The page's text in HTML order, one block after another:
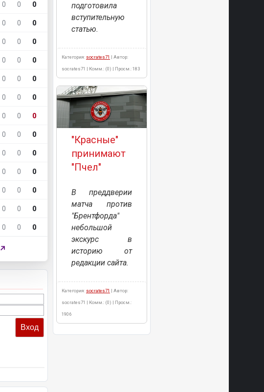
0 0 0
0 0 0
0 0 0
0 0 0
0 0 0
0 0 0
0 0 0
0 0 0
0 0 0
0 0 0
0 0 0
0 0 0
0 0 0
↗
подготовила
вступительную
статью.
Категория: socrates71 | Автор:
socrates71 | Комм.: (0) | Просм.: 183
"Красные"
принимают
"Пчел"
В преддверии
матча против
"Брентфорда"
небольшой
экскурс в
историю от
редакции сайта.
Категория: socrates71 | Автор:
socrates71 | Комм.: (0) | Просм.:
1906